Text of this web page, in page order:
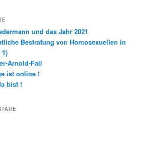
und das Jahr 2021
Bestrafung von Homosexuellen in
Arnold-Fall
ist online !
bist !